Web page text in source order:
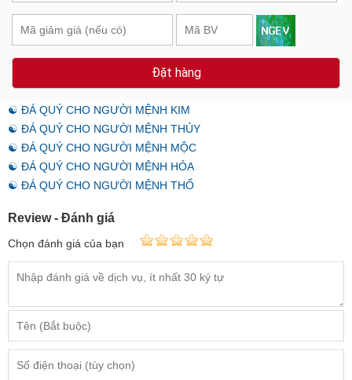
Đặt hàng
☯ ĐÁ QUÝ CHO NGƯỜI MỆNH KIM
☯ ĐÁ QUÝ CHO NGƯỜI MỆNH THỦY
☯ ĐÁ QUÝ CHO NGƯỜI MỆNH MỘC
☯ ĐÁ QUÝ CHO NGƯỜI MỆNH HỎA
☯ ĐÁ QUÝ CHO NGƯỜI MỆNH THỔ
Review - Đánh giá
Chọn đánh giá của bạn